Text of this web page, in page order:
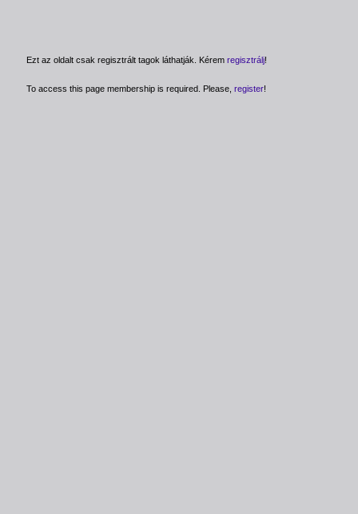
Ezt az oldalt csak regisztrált tagok láthatják. Kérem regisztrálj!
To access this page membership is required. Please, register!